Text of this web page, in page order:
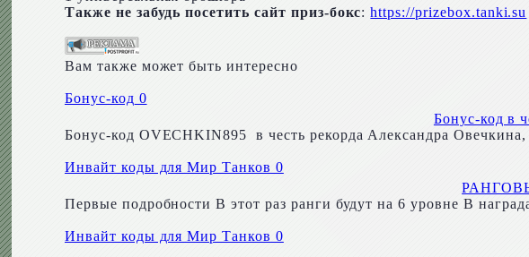
Также не забудь посетить сайт приз-бокс:https://prizebox.tanki.su
Вам также может быть интересно
Бонус-код 0
Бонус-код в
Бонус-код OVECHKIN895 в честь рекорда Александра
Инвайт коды для Мир Танков 0
Первые подробности В этот раз ранги будут на 6 уровне В
Инвайт коды для Мир Танков 0